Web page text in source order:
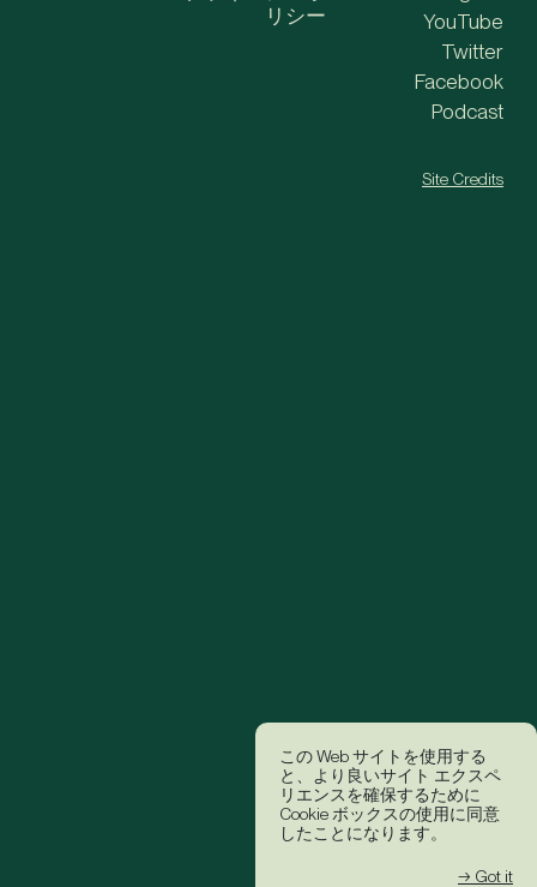
この Web サイトを使用する
と、より良いサイト エクスペ
リエンスを確保するために
Cookie ボックスの使用に同意
したことになります。
→ Got it
リシー
YouTube
Twitter
Facebook
Podcast
Site Credits